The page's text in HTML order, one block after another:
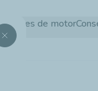
Aceites de motor